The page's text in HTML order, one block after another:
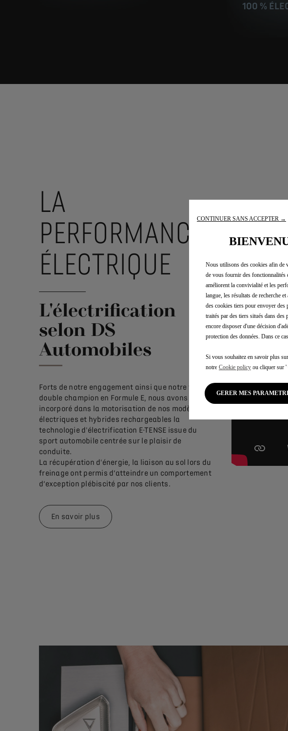
100 %
LA
PERFORMANCE
ÉLECTRIQUE
L'électrification
selon DS
Automobiles
Forts de notre engagement ainsi que notre titre de
double champion en Formule E, nous avons
incorporé dans la motorisation de nos modèles
électriques et hybrides rechargeables la
technologie d'électrification E-TENSE issue du
sport automobile centrée sur le plaisir de
conduite.
La récupération d'énergie, la liaison au sol lors du
freinage ont permis d’atteindre un comportement
d’exception plébiscité par nos clients.
En savoir plus
CONTINUER SANS ACCEPTER →
Nous utilisons des cookies afin de
de vous fournir des fonctionnalités
améliorent la convivialité et les
langue, les résultats de recherche
des cookies tiers pour envoyer des
traités par des tiers situés dans des
encore disposer d'une décision
protection des données. Dans ce
Si vous souhaitez en savoir plus
notre Cookie policy ou cliquer sur '
GERER MES